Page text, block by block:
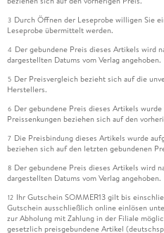
3 Durch Öffnen der Leseprobe willigen Sie
Leseprobe übermittelt werden.
4 Der gebundene Preis dieses Artikels wird
dargestellten Datums vom Verlag angehoben.
5 Der Preisvergleich bezieht sich auf die
Herstellers.
6 Der gebundene Preis dieses Artikels
Preissenkungen beziehen sich auf den
7 Die Preisbindung dieses Artikels wurde
beziehen sich auf den letzten gebundenen
8 Der gebundene Preis dieses Artikels wird
dargestellten Datums vom Verlag angehoben.
12 Ihr Gutschein SOMMER13 gilt bis
Gutschein ausschließlich online einlösen
zur Abholung mit Zahlung in der Filiale
gesetzlich preisgebundene Artikel